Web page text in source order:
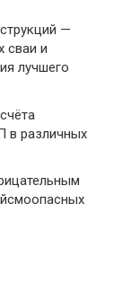
—
сваи и
лучшего
в различных